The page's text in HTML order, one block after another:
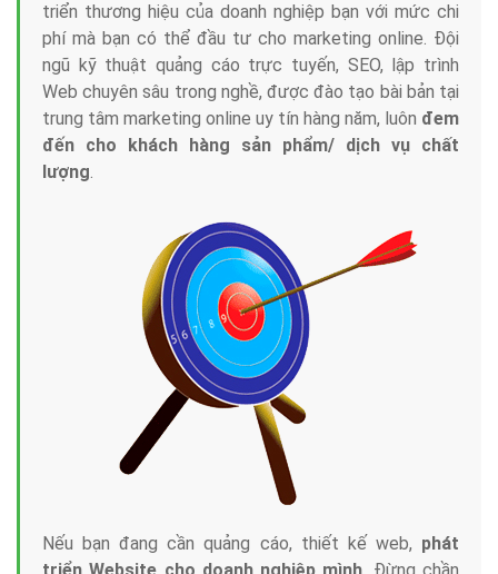
triển thương hiệu của doanh nghiệp bạn với mức chi
phí mà bạn có thể đầu tư cho marketing online. Đội
ngũ kỹ thuật quảng cáo trực tuyến, SEO, lập trình
Web chuyên sâu trong nghề, được đào tạo bài bản tại
trung tâm marketing online uy tín hàng năm, luôn đem
đến cho khách hàng sản phẩm/ dịch vụ chất
lượng.
Nếu bạn đang cần quảng cáo, thiết kế web, phát